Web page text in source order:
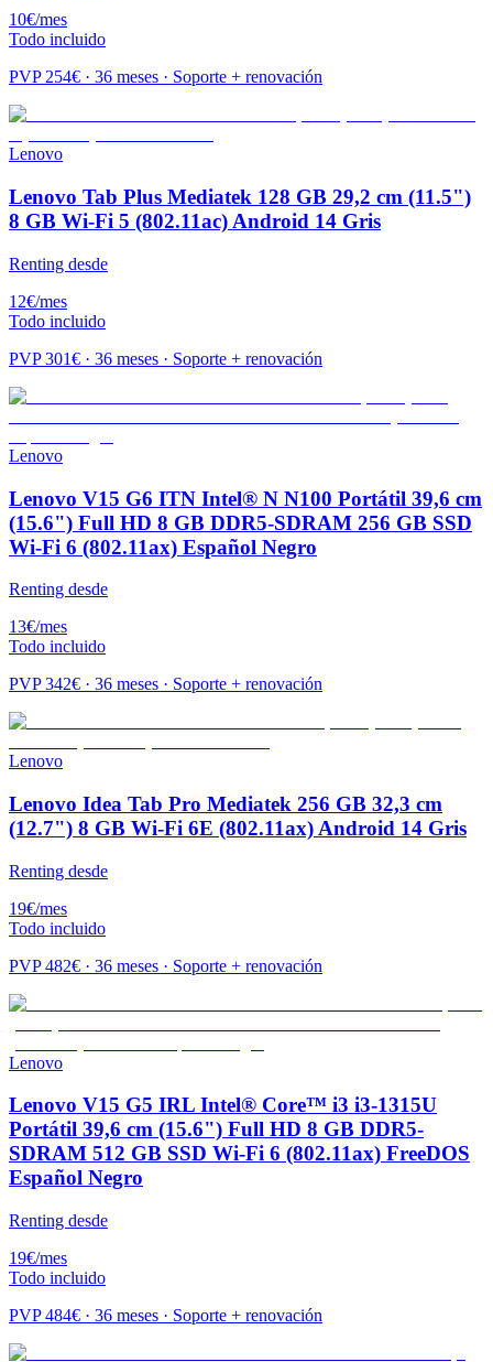
10€/mes
Todo incluido
PVP 254€ · 36 meses · Soporte + renovación
Lenovo
Lenovo Tab Plus Mediatek 128 GB 29,2 cm (11.5")
8 GB Wi-Fi 5 (802.11ac) Android 14 Gris
Renting desde
12€/mes
Todo incluido
PVP301€ · 36 meses · Soporte + renovación
Lenovo
Lenovo V15 G6 ITN Intel® N N100 Portátil 39,6 cm
(15.6") Full HD 8 GB DDR5-SDRAM 256 GB SSD
Wi-Fi 6 (802.11ax) Español Negro
Renting desde
13€/mes
Todo incluido
PVP342€ · 36 meses · Soporte + renovación
Lenovo
Lenovo Idea Tab Pro Mediatek 256 GB 32,3 cm
(12.7") 8 GB Wi-Fi 6E (802.11ax) Android 14 Gris
Renting desde
19€/mes
Todo incluido
PVP482€ · 36 meses · Soporte + renovación
Lenovo
Lenovo V15 G5 IRL Intel® Core™ i3 i3-1315U
Portátil 39,6 cm (15.6") Full HD 8 GB DDR5-
SDRAM 512 GB SSD Wi-Fi 6 (802.11ax) FreeDOS
Español Negro
Renting desde
19€/mes
Todo incluido
PVP484€ · 36 meses · Soporte + renovación